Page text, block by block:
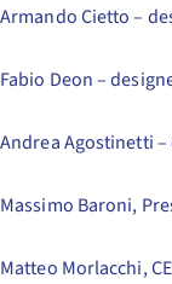
Armando Cietto –
Fabio Deon –
Andrea Agostinetti –
Massimo Baroni,
Matteo Morlacchi,